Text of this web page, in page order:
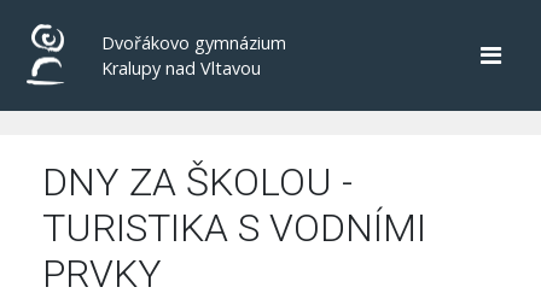
Dvořákovo gymnázium
Kralupy nad Vltavou
DNY ZA ŠKOLOU -
TURISTIKA S VODNÍMI
PRVKY